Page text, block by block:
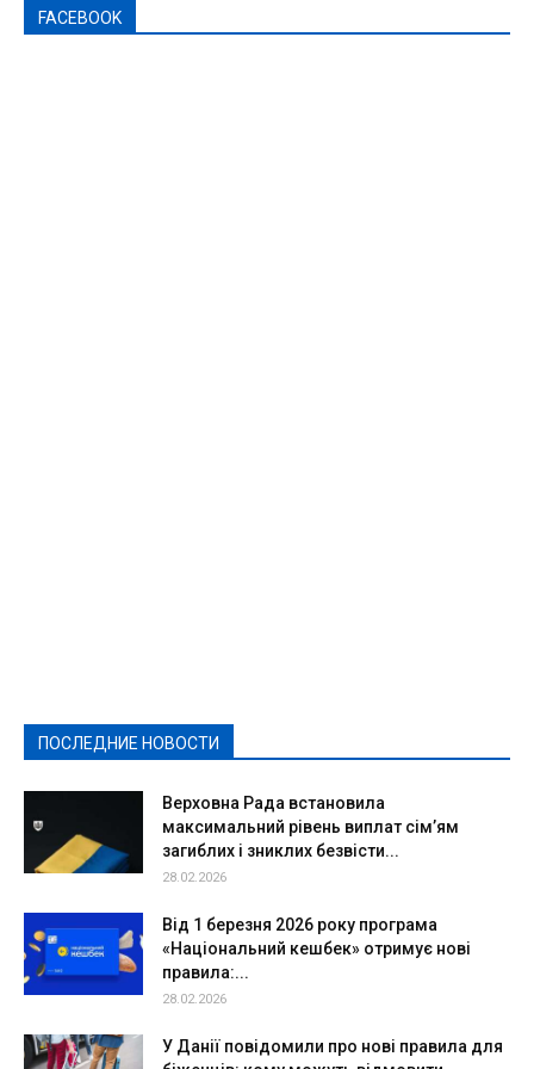
FACEBOOK
ПОСЛЕДНИЕ НОВОСТИ
Верховна Рада встановила
максимальний рівень виплат сім’ям
загиблих і зниклих безвісти...
28.02.2026
Від 1 березня 2026 року програма
«Національний кешбек» отримує нові
правила:...
28.02.2026
У Данії повідомили про нові правила для